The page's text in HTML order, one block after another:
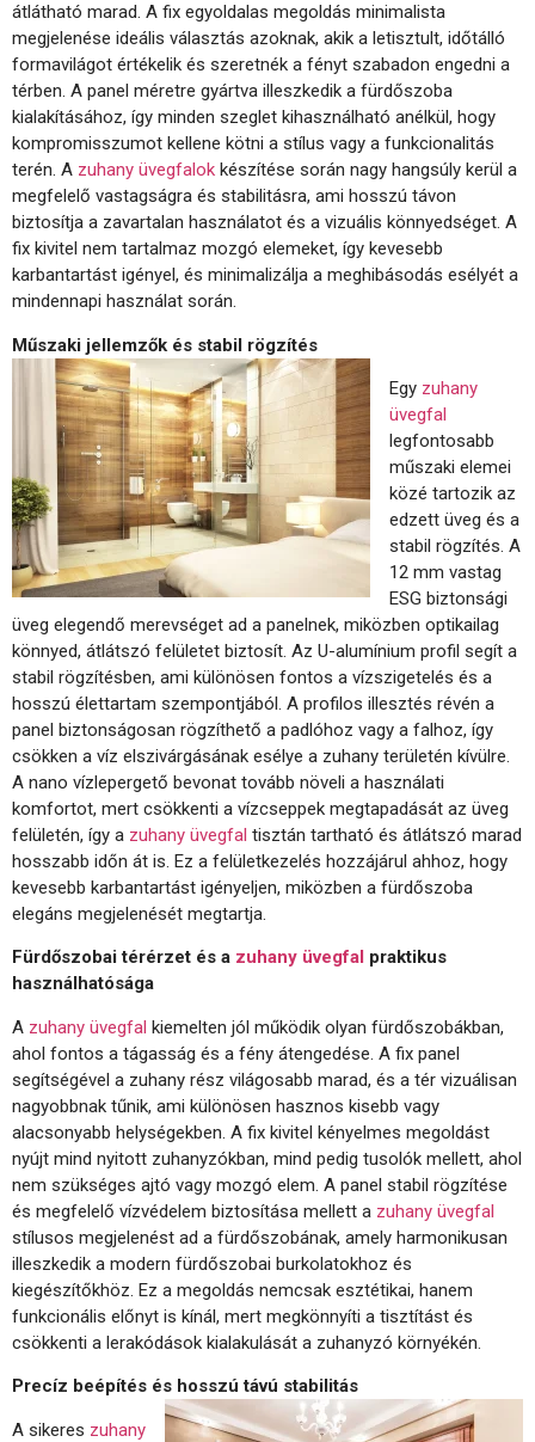
átlátható marad. A fix egyoldalas megoldás minimalista
megjelenése ideális választás azoknak, akik a letisztult, időtálló
formavilágot értékelik és szeretnék a fényt szabadon engedni a
térben. A panel méretre gyártva illeszkedik a fürdőszoba
kialakításához, így minden szeglet kihasználható anélkül, hogy
kompromisszumot kellene kötni a stílus vagy a funkcionalitás
terén. A zuhany üvegfalok készítése során nagy hangsúly kerül a
megfelelő vastagságra és stabilitásra, ami hosszú távon
biztosítja a zavartalan használatot és a vizuális könnyedséget. A
fix kivitel nem tartalmaz mozgó elemeket, így kevesebb
karbantartást igényel, és minimalizálja a meghibásodás esélyét a
mindennapi használat során.
Műszaki jellemzők és stabil rögzítés
Egy zuhany
üvegfal
legfontosabb
műszaki elemei
közé tartozik az
edzett üveg és a
stabil rögzítés. A
12 mm vastag
ESG biztonsági
üveg elegendő merevséget ad a panelnek, miközben optikailag
könnyed, átlátszó felületet biztosít. Az U-alumínium profil segít a
stabil rögzítésben, ami különösen fontos a vízszigetelés és a
hosszú élettartam szempontjából. A profilos illesztés révén a
panel biztonságosan rögzíthető a padlóhoz vagy a falhoz, így
csökken a víz elszivárgásának esélye a zuhany területén kívülre.
A nano vízlepergető bevonat tovább növeli a használati
komfortot, mert csökkenti a vízcseppek megtapadását az üveg
felületén, így a zuhany üvegfal tisztán tartható és átlátszó marad
hosszabb időn át is. Ez a felületkezelés hozzájárul ahhoz, hogy
kevesebb karbantartást igényeljen, miközben a fürdőszoba
elegáns megjelenését megtartja.
Fürdőszobai térérzet és a zuhany üvegfal praktikus
használhatósága
A zuhany üvegfal kiemelten jól működik olyan fürdőszobákban,
ahol fontos a tágasság és a fény átengedése. A fix panel
segítségével a zuhany rész világosabb marad, és a tér vizuálisan
nagyobbnak tűnik, ami különösen hasznos kisebb vagy
alacsonyabb helységekben. A fix kivitel kényelmes megoldást
nyújt mind nyitott zuhanyzókban, mind pedig tusolók mellett, ahol
nem szükséges ajtó vagy mozgó elem. A panel stabil rögzítése
és megfelelő vízvédelem biztosítása mellett a zuhany üvegfal
stílusos megjelenést ad a fürdőszobának, amely harmonikusan
illeszkedik a modern fürdőszobai burkolatokhoz és
kiegészítőkhöz. Ez a megoldás nemcsak esztétikai, hanem
funkcionális előnyt is kínál, mert megkönnyíti a tisztítást és
csökkenti a lerakódások kialakulását a zuhanyzó környékén.
Precíz beépítés és hosszú távú stabilitás
A sikeres zuhany